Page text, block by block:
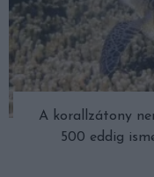
A korallzátony
500 eddig